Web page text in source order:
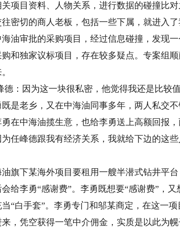
项目资料、人物关系，进行数据的碰撞比
密切的商人老板，包括一些下属，就进入了
审批的采购项目，经过信息碰撞，发现一
和独家议标项目，存在较多疑点。专案组
因为这一块很私密，他觉得我还是比较值
老乡，又在中海油同事多年，两人私交不
在中海油揽生意，也给李勇送上高额回报
峰德跟我有经济关系，我就给下边的这些
下某海外项目要租用一艘半潜式钻井平台
给李勇“感谢费”。李勇既想要“感谢费”，
“白手套”。李勇专门和邬某商定，在这一
，凭空获得一笔中介佣金，实质是以此为幌